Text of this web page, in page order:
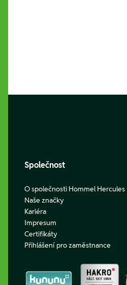
Společnost
O společnosti Hommel Hercules
Naše značky
Kariéra
Impresum
Certifikáty
Přihlášení pro zaměstnance